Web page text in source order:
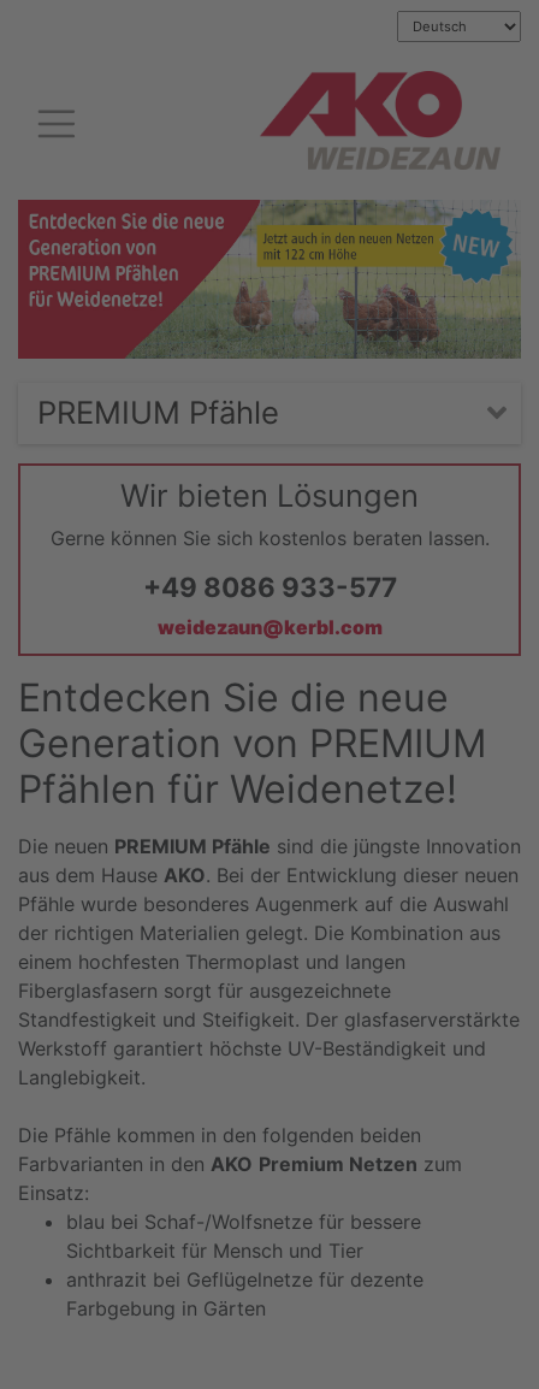
PREMIUM Pfähle
Wir bieten Lösungen
Gerne können Sie sich kostenlos beraten lassen.
+49 8086 933-577
weidezaun@kerbl.com
Entdecken Sie die neue
Generation von PREMIUM
Pfählen für Weidenetze!
Die neuen PREMIUM Pfähle sind die jüngste Innovation
aus dem Hause AKO. Bei der Entwicklung dieser neuen
Pfähle wurde besonderes Augenmerk auf die Auswahl
der richtigen Materialien gelegt. Die Kombination aus
einem hochfesten Thermoplast und langen
Fiberglasfasern sorgt für ausgezeichnete
Standfestigkeit und Steifigkeit. Der glasfaserverstärkte
Werkstoff garantiert höchste UV-Beständigkeit und
Langlebigkeit.
Die Pfähle kommen in den folgenden beiden
Farbvarianten in den AKO Premium Netzen zum
Einsatz:
blau bei Schaf-/Wolfsnetze für bessere
Sichtbarkeit für Mensch und Tier
anthrazit bei Geflügelnetze für dezente
Farbgebung in Gärten